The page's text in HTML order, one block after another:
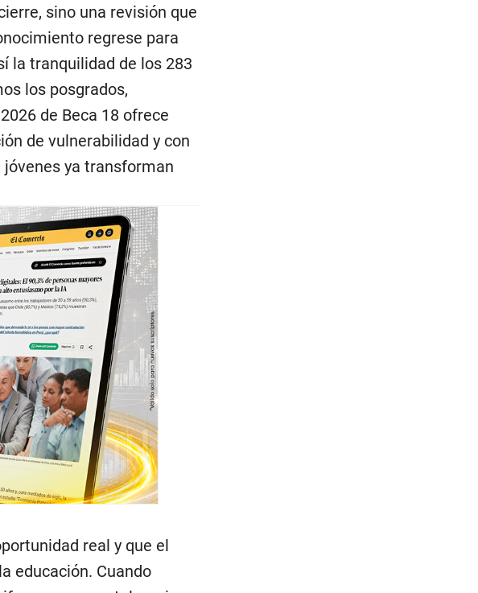
sino una revisión que
regrese para
la tranquilidad de los 283
los posgrados,
de Beca 18 ofrece
de vulnerabilidad y con
jóvenes ya transforman
real y que el
educación. Cuando